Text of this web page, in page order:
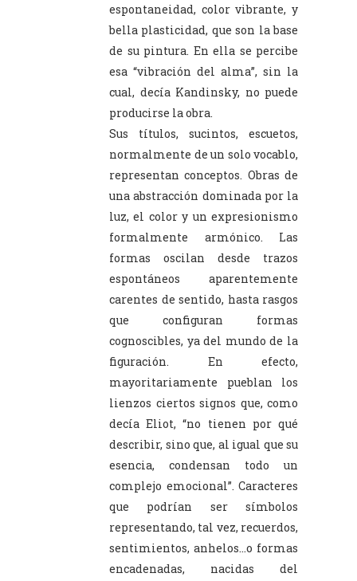
espontaneidad, color vibrante, y
bella plasticidad, que son la base
de su pintura. En ella se percibe
esa “vibración del alma”, sin la
cual, decía Kandinsky, no puede
producirse la obra.
Sus títulos, sucintos, escuetos,
normalmente de un solo vocablo,
representan conceptos. Obras de
una abstracción dominada por la
luz, el color y un expresionismo
formalmente armónico. Las
formas oscilan desde trazos
espontáneos aparentemente
carentes de sentido, hasta rasgos
que configuran formas
cognoscibles, ya del mundo de la
figuración. En efecto,
mayoritariamente pueblan los
lienzos ciertos signos que, como
decía Eliot, “no tienen por qué
describir, sino que, al igual que su
esencia, condensan todo un
complejo emocional”. Caracteres
que podrían ser símbolos
representando, tal vez, recuerdos,
sentimientos, anhelos…o formas
encadenadas, nacidas del